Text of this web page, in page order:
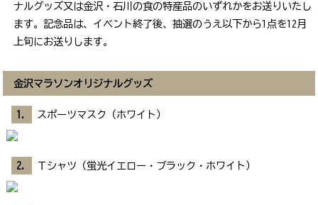
ナルグッズ又は金沢・石川の食の特産品のいずれかをお送りいたし
ます。記念品は、イベント終了後、抽選のうえ以下から1点を12月
上旬にお送りします。
金沢マラソンオリジナルグッズ
スポーツマスク（ホワイト）
Ｔシャツ（蛍光イエロー・ブラック・ホワイト）